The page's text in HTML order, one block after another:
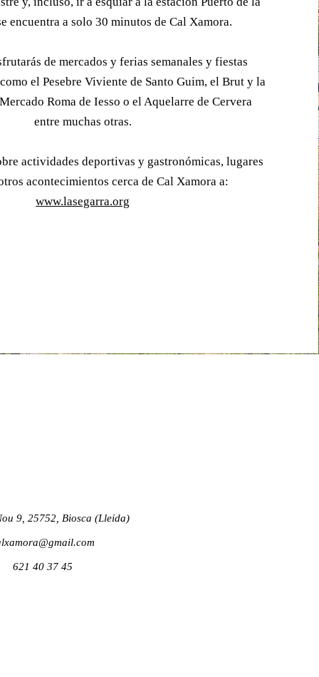
encuentra a solo 30 minutos de Cal Xamora.
de mercados y ferias semanales y fiestas
el Pesebre Viviente de Santo Guim, el Brut y la
Roma de Iesso o el Aquelarre de Cervera
entre muchas otras.
actividades deportivas y gastronómicas, lugares
acontecimientos cerca de Cal Xamora a:
www.lasegarra.org
9, 25752, Biosca (Lleida)
621 40 37 45